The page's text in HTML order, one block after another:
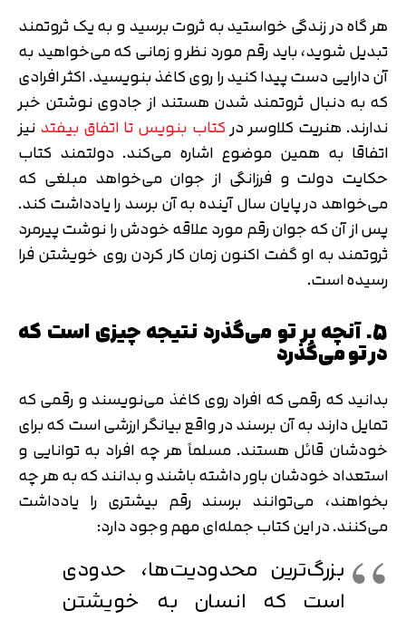
هر گاه در زندگی خواستید به ثروت برسید و به یک ثروتمند
تبدیل شوید، باید رقم مورد نظر و زمانی که می‌خواهید به
آن دارایی دست پیدا کنید را روی کاغذ بنویسید. اکثر افرادی
که به دنبال ثروتمند شدن هستند از جادوی نوشتن خبر
ندارند. هنریت کلاوسر درکتاب بنویس تا اتفاق بیفتدنیز
اتفاقا به همین موضوع اشاره می‌کند. دولتمند کتاب
حکایت دولت و فرزانگی از جوان می‌خواهد مبلغی که
می‌خواهد در پایان سال آینده به آن برسد را یادداشت کند.
پس از آن که جوان رقم مورد علاقه خودش را نوشت پیرمرد
ثروتمند به او گفت اکنون زمان کار کردن روی خویشتن فرا
رسیده است.
5. آنچه بر تو می‌گذرد نتیجه چیزی است که
در تو می‌گذرد
بدانید که رقمی که افراد روی کاغذ می‌نویسند و رقمی که
تمایل دارند به آن برسند در واقع بیانگر ارزشی است که برای
خودشان قائل هستند. مسلماً هر چه افراد به توانایی و
استعداد خودشان باور داشته باشند و بدانند که به هر چه
بخواهند، می‌توانند برسند رقم بیشتری را یادداشت
می‌کنند. در این کتاب جمله‎‌ای مهم وجود دارد:
بزرگ‌ترین محدودیت‌ها، حدودی
است که انسان به خویشتن